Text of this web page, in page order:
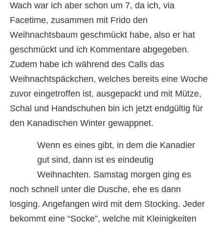
Wach war ich aber schon um 7, da ich, via
Facetime, zusammen mit Frido den
Weihnachtsbaum geschmückt habe, also er hat
geschmückt und ich Kommentare abgegeben.
Zudem habe ich während des Calls das
Weihnachtspäckchen, welches bereits eine Woche
zuvor eingetroffen ist, ausgepackt und mit Mütze,
Schal und Handschuhen bin ich jetzt endgültig für
den Kanadischen Winter gewappnet.
Wenn es eines gibt, in dem die Kanadier
gut sind, dann ist es eindeutig
Weihnachten. Samstag morgen ging es
noch schnell unter die Dusche, ehe es dann
losging. Angefangen wird mit dem Stocking. Jeder
bekommt eine “Socke”, welche mit Kleinigkeiten